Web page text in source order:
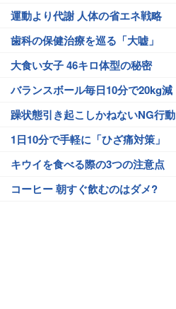
運動より代謝 人体の省エネ戦略
歯科の保健治療を巡る「大嘘」
大食い女子 46キロ体型の秘密
バランスボール毎日10分で20kg減
躁状態引き起こしかねないNG行動
1日10分で手軽に「ひざ痛対策」
キウイを食べる際の3つの注意点
コーヒー 朝すぐ飲むのはダメ?